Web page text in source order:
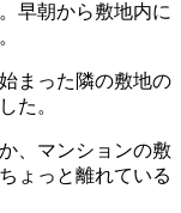
早朝から敷地内に
まった隣の敷地の
た。
、マンションの敷
ょっと離れている